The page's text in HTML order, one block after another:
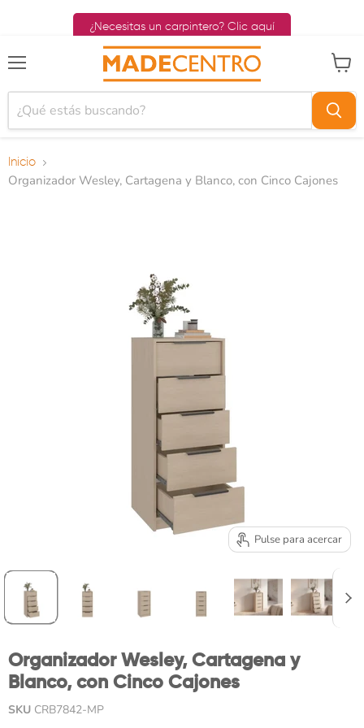
¿Necesitas un carpintero? Clic aquí
Menú
Inicio
Organizador Wesley, Cartagena y Blanco, con Cinco Cajones
Pulse para acercar
Organizador Wesley, Cartagena y
Blanco, con Cinco Cajones
SKU CRB7842-MP